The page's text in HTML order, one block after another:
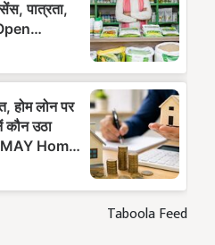
Taboola Feed